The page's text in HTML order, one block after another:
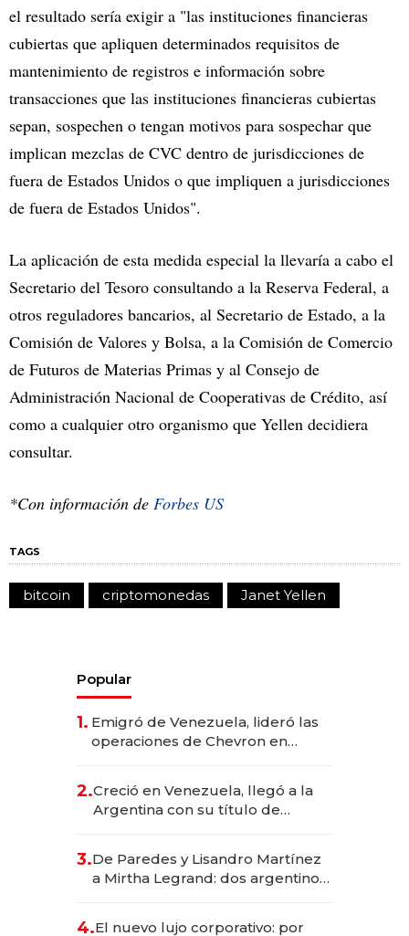
el resultado sería exigir a "las instituciones financieras
cubiertas que apliquen determinados requisitos de
mantenimiento de registros e información sobre
transacciones que las instituciones financieras cubiertas
sepan, sospechen o tengan motivos para sospechar que
implican mezclas de CVC dentro de jurisdicciones de
fuera de Estados Unidos o que impliquen a jurisdicciones
de fuera de Estados Unidos".
La aplicación de esta medida especial la llevaría a cabo el
Secretario del Tesoro consultando a la Reserva Federal, a
otros reguladores bancarios, al Secretario de Estado, a la
Comisión de Valores y Bolsa, a la Comisión de Comercio
de Futuros de Materias Primas y al Consejo de
Administración Nacional de Cooperativas de Crédito, así
como a cualquier otro organismo que Yellen decidiera
consultar.
*Con información de Forbes US
TAGS
bitcoin criptomonedas Janet Yellen
Popular
1. Emigró de Venezuela, lideró las
operaciones de Chevron en
2.Creció en Venezuela, llegó a la
Argentina con su título de
las marcas "fast premium"
3.De Paredes y Lisandro Martínez
a Mirtha Legrand: dos argentinos
4.El nuevo lujo corporativo: por